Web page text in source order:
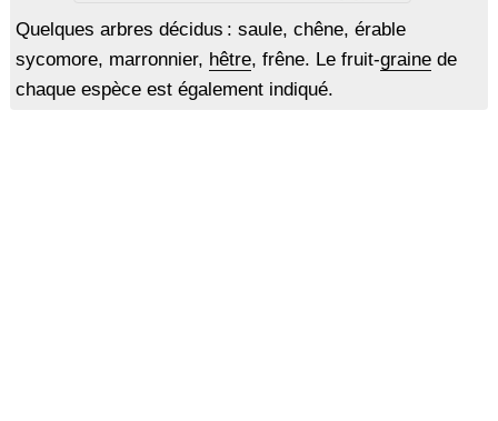
Quelques arbres décidus : saule, chêne, érable
sycomore, marronnier, hêtre, frêne. Le fruit-grainede
chaque espèce est également indiqué.